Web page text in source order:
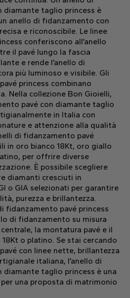
diamante taglio princess è
anello di fidanzamento con
e riconoscibile. Le linee
conferiscono all’anello
il pavé lungo la fascia
e rende l’anello di
più luminoso e visibile. Gli
princess combinano
Nella collezione Bon Gioielli,
pavé con diamante taglio
in Italia con
e attenzione alla qualità
di fidanzamento pavé
in oro bianco 18Kt, oro giallo
per offrire diverse
È possibile scegliere
diamanti cresciuti in
o GIA selezionati per garantire
purezza e brillantezza.
fidanzamento pavé princess
di fidanzamento su misura
la montatura pavé e il
o platino. Se stai cercando
con linee nette, brillantezza
italiana, l’anello di
diamante taglio princess è una
una proposta di matrimonio